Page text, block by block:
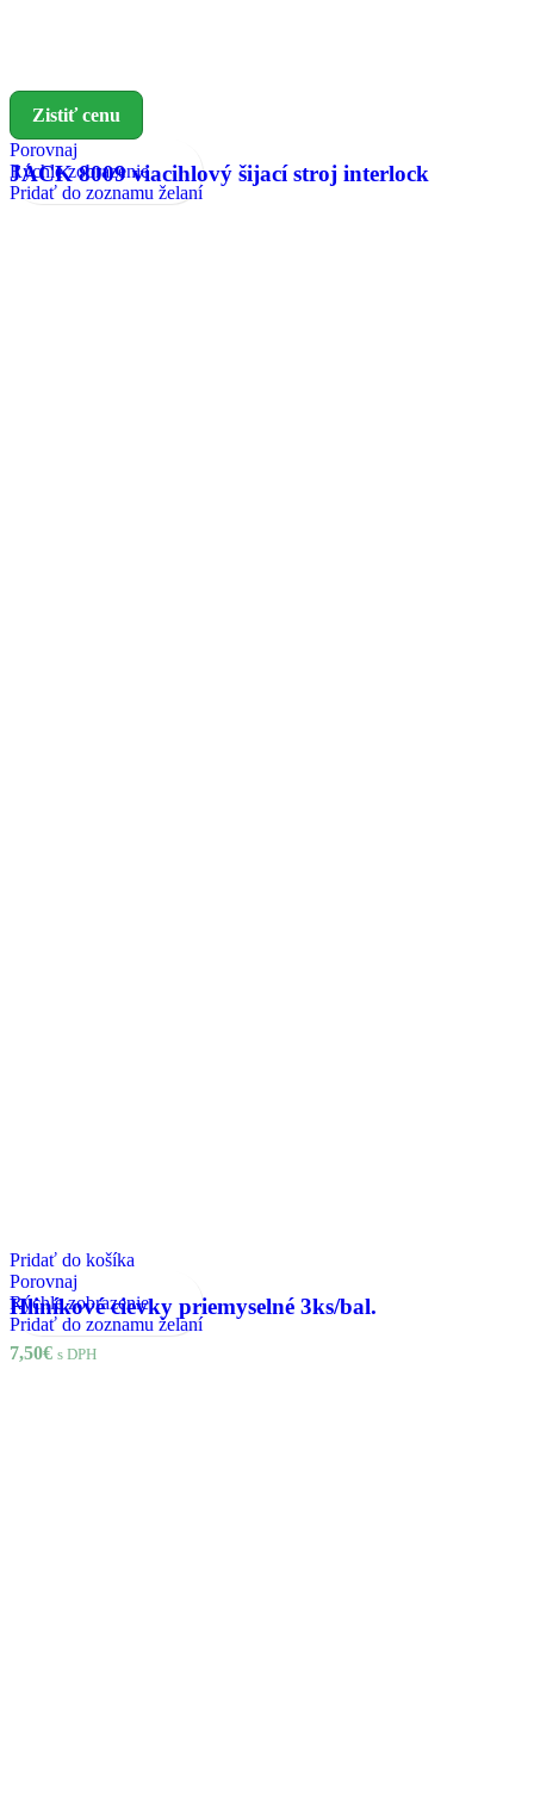
Zistiť cenu
Porovnaj
Rýchle zobrazenie
Pridať do zoznamu želaní
JACK 8009 viacihlový šijací stroj interlock
Pridať do košíka
Porovnaj
Rýchle zobrazenie
Pridať do zoznamu želaní
Hliníkové cievky priemyselné 3ks/bal.
7,50€ s DPH